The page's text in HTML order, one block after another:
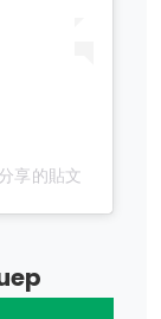
享的貼文